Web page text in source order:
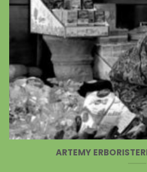
ARTEMY